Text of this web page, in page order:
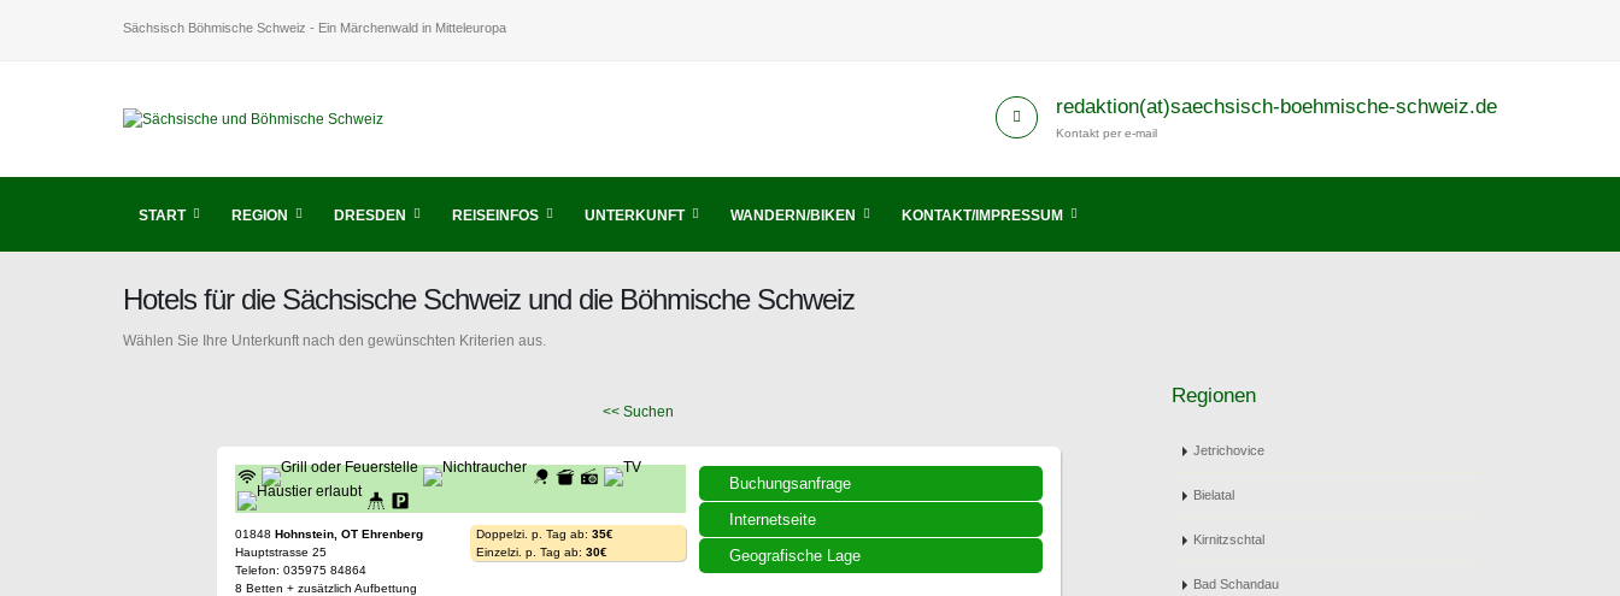
Sächsisch Böhmische Schweiz - Ein Märchenwald in Mitteleuropa
redaktion(at)saechsisch-boehmische-schweiz.de
Kontakt per e-mail
START REGION DRESDEN REISEINFOS UNTERKUNFT WANDERN/BIKEN KONTAKT/IMPRESSUM
Hotels für die Sächsische Schweiz und die Böhmische Schweiz
Wählen Sie Ihre Unterkunft nach den gewünschten Kriterien aus.
<< Suchen
Buchungsanfrage
Internetseite
Geografische Lage
01848 Hohnstein, OT Ehrenberg
Hauptstrasse 25
Telefon: 035975 84864
8 Betten + zusätzlich Aufbettung
Doppelzi. p. Tag ab: 35€
Einzelzi. p. Tag ab: 30€
Regionen
Jetrichovice
Bielatal
Kirnitzschtal
Bad Schandau